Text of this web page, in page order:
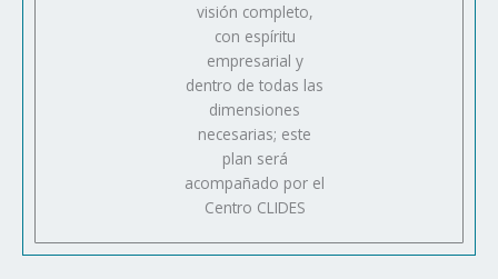
visión completo,
con espíritu
empresarial y
dentro de todas las
dimensiones
necesarias; este
plan será
acompañado por el
Centro CLIDES